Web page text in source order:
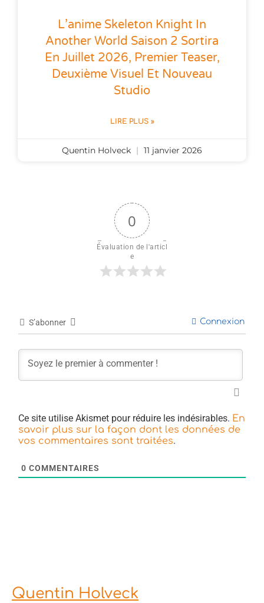
L’anime Skeleton Knight In
Another World Saison 2 Sortira
En Juillet 2026, Premier Teaser,
Deuxième Visuel Et Nouveau
Studio
LIRE PLUS »
Quentin Holveck 11 janvier 2026
0
Évaluation de l'articl
e
S’abonner Connexion
Ce site utilise Akismet pour réduire les indésirables. En
savoir plus sur la façon dont les données de
vos commentaires sont traitées.
0 COMMENTAIRES
Quentin Holveck